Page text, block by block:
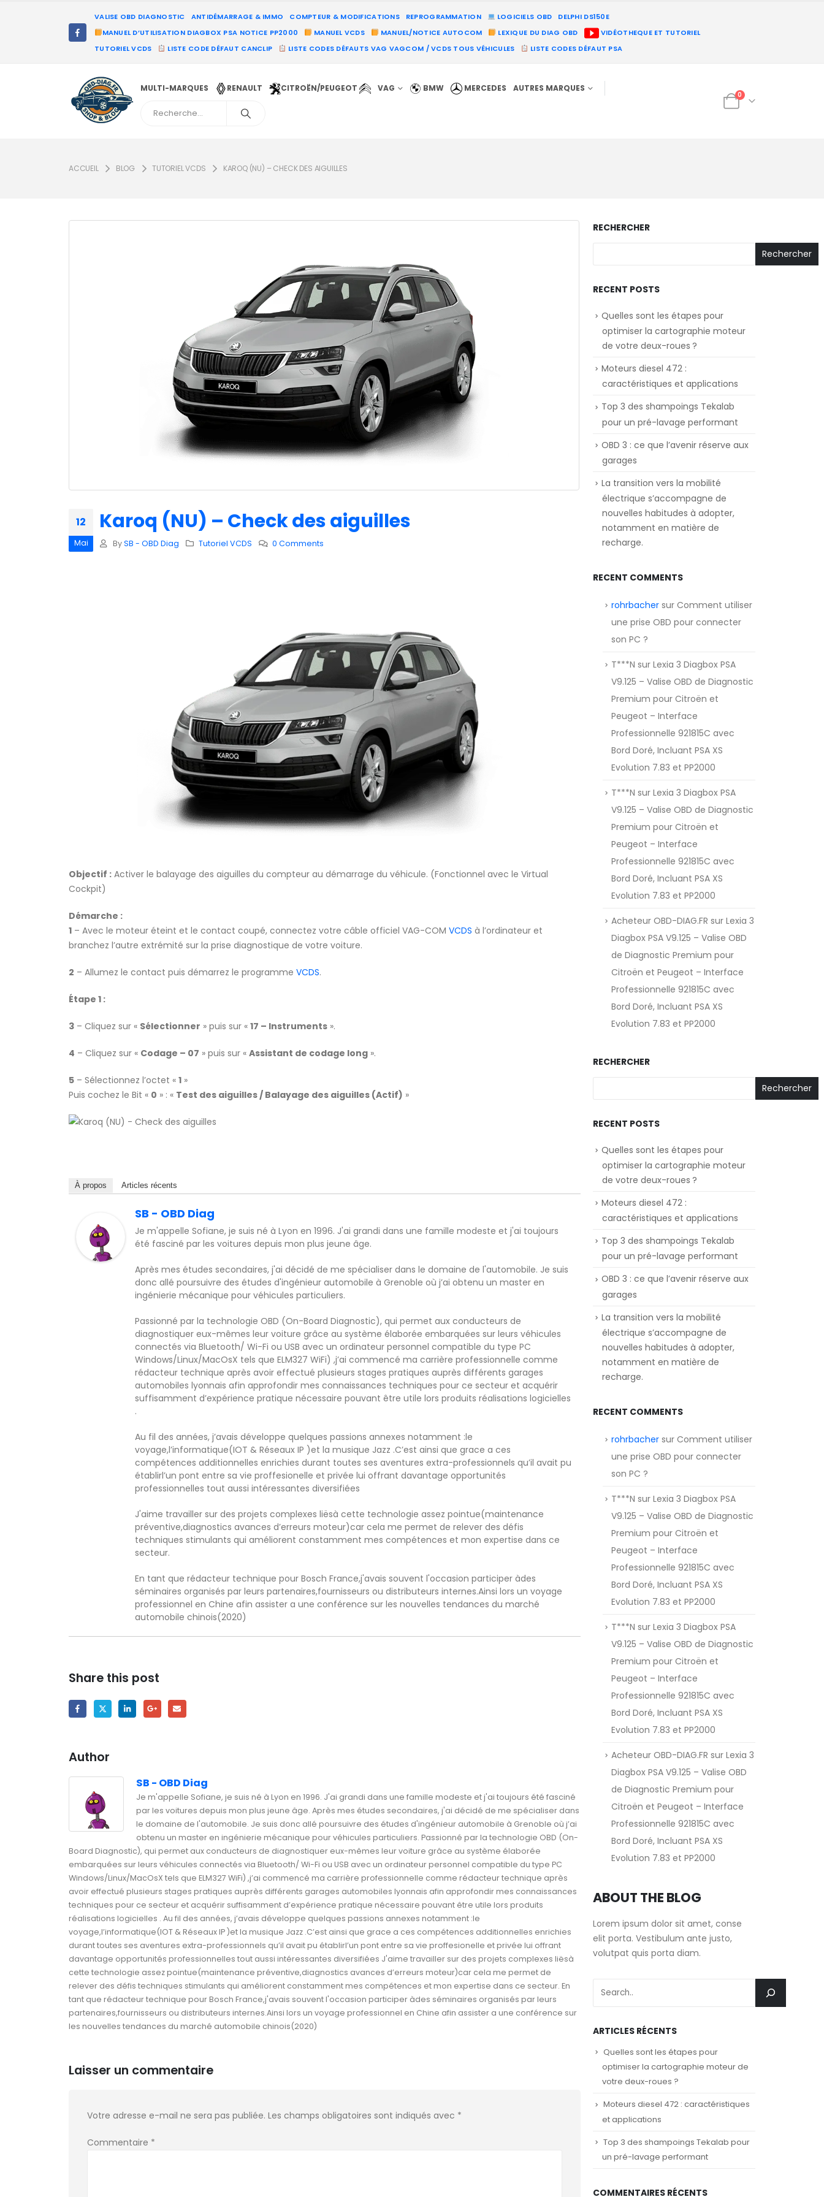
VALISE OBD DIAGNOSTIC ANTIDÉMARRAGE & IMMO COMPTEUR & MODIFICATIONS REPROGRAMMATION LOGICIELS OBD
DELPHI DS150E
MANUEL D’UTILISATION DIAGBOX PSA NOTICE PP2000
MANUEL VCDS MANUEL/NOTICE AUTOCOM LEXIQUE DU DIAG OBD
VIDÉOTHEQUE ET TUTORIEL
TUTORIEL VCDS
LISTE CODE DÉFAUT CANCLIP LISTE CODES DÉFAUTS VAG VAGCOM / VCDS TOUS VÉHICULES LISTE CODES DÉFAUT PSA
MULTI-MARQUES RENAULT CITROËN/PEUGEOT VAG BMW MERCEDES AUTRES MARQUES
0
ACCUEIL BLOG TUTORIEL VCDS KAROQ (NU) – CHECK DES AIGUILLES
12
Mai
Karoq (NU) – Check des aiguilles
By SB - OBD Diag Tutoriel VCDS 0 Comments
Objectif : Activer le balayage des aiguilles du compteur au démarrage du véhicule. (Fonctionnel avec le Virtual
Cockpit)
Démarche :
1 – Avec le moteur éteint et le contact coupé, connectez votre câble officiel VAG-COM VCDS à l’ordinateur et
branchez l’autre extrémité sur la prise diagnostique de votre voiture.
2 – Allumez le contact puis démarrez le programme VCDS.
Étape 1 :
3 – Cliquez sur « Sélectionner » puis sur « 17 – Instruments ».
4 – Cliquez sur « Codage – 07 » puis sur « Assistant de codage long ».
5 – Sélectionnez l’octet « 1 »
Puis cochez le Bit « 0 » : « Test des aiguilles / Balayage des aiguilles (Actif) »
À propos Articles récents
SB - OBD Diag
Je m'appelle Sofiane, je suis né à Lyon en 1996. J'ai grandi dans une famille modeste et j'ai toujours
été fasciné par les voitures depuis mon plus jeune âge.
Après mes études secondaires, j'ai décidé de me spécialiser dans le domaine de l'automobile. Je suis
donc allé poursuivre des études d'ingénieur automobile à Grenoble où j’ai obtenu un master en
ingénierie mécanique pour véhicules particuliers.
Passionné par la technologie OBD (On-Board Diagnostic), qui permet aux conducteurs de
diagnostiquer eux-mêmes leur voiture grâce au système élaborée embarquées sur leurs véhicules
connectés via Bluetooth/ Wi-Fi ou USB avec un ordinateur personnel compatible du type PC
Windows/Linux/MacOsX tels que ELM327 WiFi) ,j’ai commencé ma carrière professionnelle comme
rédacteur technique après avoir effectué plusieurs stages pratiques auprès différents garages
automobiles lyonnais afin approfondir mes connaissances techniques pour ce secteur et acquérir
suffisamment d’expérience pratique nécessaire pouvant être utile lors produits réalisations logicielles
.
Au fil des années, j’avais développe quelques passions annexes notamment :le
voyage,l’informatique(IOT & Réseaux IP )et la musique Jazz .C’est ainsi que grace a ces
compétences additionnelles enrichies durant toutes ses aventures extra-professionnels qu’il avait pu
établirl’un pont entre sa vie proffesionelle et privée lui offrant davantage opportunités
professionnelles tout aussi intéressantes diversifiées
J'aime travailler sur des projets complexes liësà cette technologie assez pointue(maintenance
préventive,diagnostics avances d’erreurs moteur)car cela me permet de relever des défis
techniques stimulants qui améliorent constamment mes compétences et mon expertise dans ce
secteur.
En tant que rédacteur technique pour Bosch France,j'avais souvent l'occasion participer àdes
séminaires organisés par leurs partenaires,fournisseurs ou distributeurs internes.Ainsi lors un voyage
professionnel en Chine afin assister a une conférence sur les nouvelles tendances du marché
automobile chinois(2020)
Share this post
Author
SB - OBD Diag
Je m'appelle Sofiane, je suis né à Lyon en 1996. J'ai grandi dans une famille modeste et j'ai toujours été fasciné
par les voitures depuis mon plus jeune âge. Après mes études secondaires, j'ai décidé de me spécialiser dans
le domaine de l'automobile. Je suis donc allé poursuivre des études d'ingénieur automobile à Grenoble où j’ai
obtenu un master en ingénierie mécanique pour véhicules particuliers. Passionné par la technologie OBD (On-
Board Diagnostic), qui permet aux conducteurs de diagnostiquer eux-mêmes leur voiture grâce au système élaborée
embarquées sur leurs véhicules connectés via Bluetooth/ Wi-Fi ou USB avec un ordinateur personnel compatible du type PC
Windows/Linux/MacOsX tels que ELM327 WiFi) ,j’ai commencé ma carrière professionnelle comme rédacteur technique après
avoir effectué plusieurs stages pratiques auprès différents garages automobiles lyonnais afin approfondir mes connaissances
techniques pour ce secteur et acquérir suffisamment d’expérience pratique nécessaire pouvant être utile lors produits
réalisations logicielles . Au fil des années, j’avais développe quelques passions annexes notamment :le
voyage,l’informatique(IOT & Réseaux IP )et la musique Jazz .C’est ainsi que grace a ces compétences additionnelles enrichies
durant toutes ses aventures extra-professionnels qu’il avait pu établirl’un pont entre sa vie proffesionelle et privée lui offrant
davantage opportunités professionnelles tout aussi intéressantes diversifiées J'aime travailler sur des projets complexes liësà
cette technologie assez pointue(maintenance préventive,diagnostics avances d’erreurs moteur)car cela me permet de
relever des défis techniques stimulants qui améliorent constamment mes compétences et mon expertise dans ce secteur. En
tant que rédacteur technique pour Bosch France,j'avais souvent l'occasion participer àdes séminaires organisés par leurs
partenaires,fournisseurs ou distributeurs internes.Ainsi lors un voyage professionnel en Chine afin assister a une conférence sur
les nouvelles tendances du marché automobile chinois(2020)
Laisser un commentaire
Votre adresse e-mail ne sera pas publiée. Les champs obligatoires sont indiqués avec *
Commentaire *
RECHERCHER
Rechercher
RECENT POSTS
Quelles sont les étapes pour
optimiser la cartographie moteur
de votre deux-roues ?
Moteurs diesel 472 :
caractéristiques et applications
Top 3 des shampoings Tekalab
pour un pré-lavage performant
OBD 3 : ce que l’avenir réserve aux
garages
La transition vers la mobilité
électrique s’accompagne de
nouvelles habitudes à adopter,
notamment en matière de
recharge.
RECENT COMMENTS
rohrbacher sur Comment utiliser
une prise OBD pour connecter
son PC ?
T***N sur Lexia 3 Diagbox PSA
V9.125 – Valise OBD de Diagnostic
Premium pour Citroën et
Peugeot – Interface
Professionnelle 921815C avec
Bord Doré, Incluant PSA XS
Evolution 7.83 et PP2000
T***N sur Lexia 3 Diagbox PSA
V9.125 – Valise OBD de Diagnostic
Premium pour Citroën et
Peugeot – Interface
Professionnelle 921815C avec
Bord Doré, Incluant PSA XS
Evolution 7.83 et PP2000
Acheteur OBD-DIAG.FR sur Lexia 3
Diagbox PSA V9.125 – Valise OBD
de Diagnostic Premium pour
Citroën et Peugeot – Interface
Professionnelle 921815C avec
Bord Doré, Incluant PSA XS
Evolution 7.83 et PP2000
RECHERCHER
Rechercher
RECENT POSTS
Quelles sont les étapes pour
optimiser la cartographie moteur
de votre deux-roues ?
Moteurs diesel 472 :
caractéristiques et applications
Top 3 des shampoings Tekalab
pour un pré-lavage performant
OBD 3 : ce que l’avenir réserve aux
garages
La transition vers la mobilité
électrique s’accompagne de
nouvelles habitudes à adopter,
notamment en matière de
recharge.
RECENT COMMENTS
rohrbacher sur Comment utiliser
une prise OBD pour connecter
son PC ?
T***N sur Lexia 3 Diagbox PSA
V9.125 – Valise OBD de Diagnostic
Premium pour Citroën et
Peugeot – Interface
Professionnelle 921815C avec
Bord Doré, Incluant PSA XS
Evolution 7.83 et PP2000
T***N sur Lexia 3 Diagbox PSA
V9.125 – Valise OBD de Diagnostic
Premium pour Citroën et
Peugeot – Interface
Professionnelle 921815C avec
Bord Doré, Incluant PSA XS
Evolution 7.83 et PP2000
Acheteur OBD-DIAG.FR sur Lexia 3
Diagbox PSA V9.125 – Valise OBD
de Diagnostic Premium pour
Citroën et Peugeot – Interface
Professionnelle 921815C avec
Bord Doré, Incluant PSA XS
Evolution 7.83 et PP2000
ABOUT THE BLOG
Lorem ipsum dolor sit amet, conse
elit porta. Vestibulum ante justo,
volutpat quis porta diam.
ARTICLES RÉCENTS
Quelles sont les étapes pour
optimiser la cartographie moteur de
votre deux-roues ?
Moteurs diesel 472 : caractéristiques
et applications
Top 3 des shampoings Tekalab pour
un pré-lavage performant
COMMENTAIRES RÉCENTS